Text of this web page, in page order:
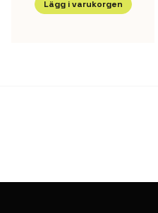
Lägg i varukorgen